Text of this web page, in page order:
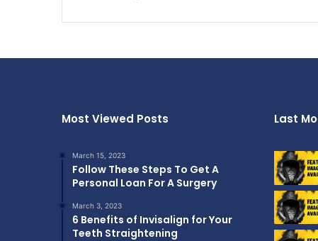
Most Viewed Posts
March 15, 2023
Follow These Steps To Get A
Personal Loan For A Surgery
March 3, 2023
6 Benefits of Invisalign for Your
Teeth Straightening
Last